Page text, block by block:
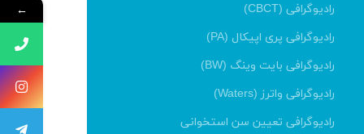
رادیوگرافی (CBCT)
رادیوگرافی پری اپیکال (PA)
رادیوگرافی بایت وینگ (BW)
رادیوگرافی واترز (Waters)
رادیوگرافی تعیین سن استخوانی
←